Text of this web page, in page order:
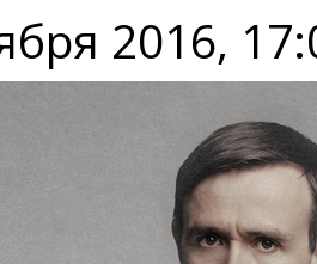
2016,